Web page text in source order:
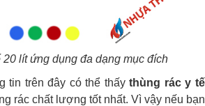
20 lít ứng dụng đa dạng mục đích
tin trên đây có thể thấythùng rác y tế
rác chất lượng tốt nhất. Vì vậy nếu bạn